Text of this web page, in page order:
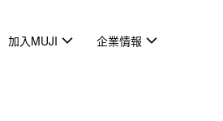
加入MUJI 企業情報